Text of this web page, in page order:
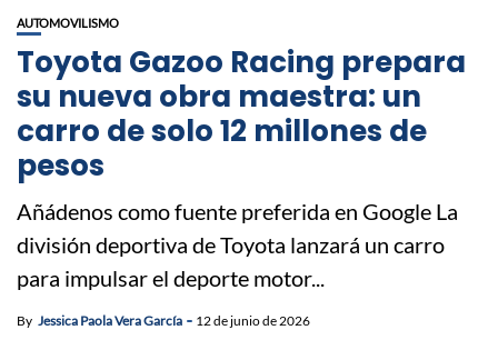
AUTOMOVILISMO
Toyota Gazoo Racing prepara
su nueva obra maestra: un
carro de solo 12 millones de
pesos
Añádenos como fuente preferida en Google La
división deportiva de Toyota lanzará un carro
para impulsar el deporte motor...
By Jessica Paola Vera García 12 de junio de 2026